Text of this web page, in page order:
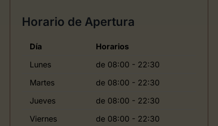
Horario de Apertura
Día
Horarios
Lunes
de 08:00 - 22:30
Martes
de 08:00 - 22:30
Jueves
de 08:00 - 22:30
Viernes
de 08:00 - 22:30